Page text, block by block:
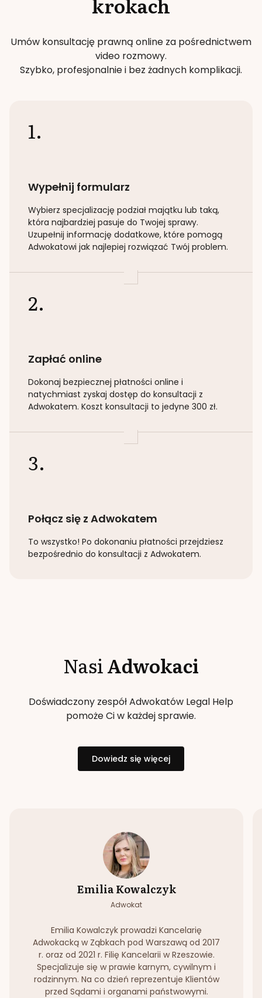
Umów konsultację prawną online za pośrednictwem
video rozmowy.
Szybko, profesjonalnie i bez żadnych komplikacji.
1.
Wypełnij formularz
Wybierz specjalizację podział majątku lub taką,
która najbardziej pasuje do Twojej sprawy.
Uzupełnij informację dodatkowe, które pomogą
Adwokatowi jak najlepiej rozwiązać Twój problem.
2.
Zapłać online
Dokonaj bezpiecznej płatności online i
natychmiast zyskaj dostęp do konsultacji z
Adwokatem. Koszt konsultacji to jedyne 300 zł.
3.
Połącz się z Adwokatem
To wszystko! Po dokonaniu płatności przejdziesz
bezpośrednio do konsultacji z Adwokatem.
NasiAdwokaci
Doświadczony zespół Adwokatów Legal Help
pomoże Ci w każdej sprawie.
Dowiedz się więcej
Emilia Kowalczyk
Adwokat
Emilia Kowalczyk prowadzi Kancelarię
Adwokacką w Ząbkach pod Warszawą od 2017
r. oraz od 2021 r. Filię Kancelarii w Rzeszowie.
Specjalizuje się w prawie karnym, cywilnym i
rodzinnym. Na co dzień reprezentuje Klientów
przed Sądami i organami państwowymi.